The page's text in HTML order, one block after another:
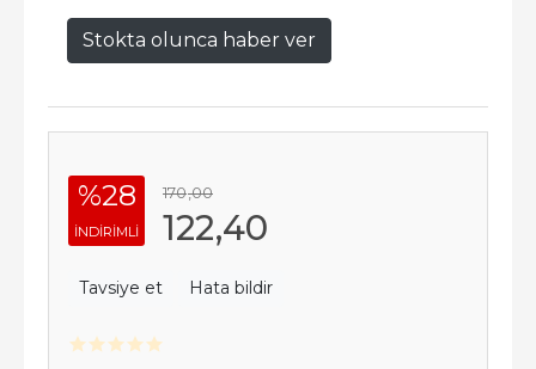
Stokta olunca haber ver
%28
INDIRIMLI
170,00
122,40
Tavsiye et Hata bildir